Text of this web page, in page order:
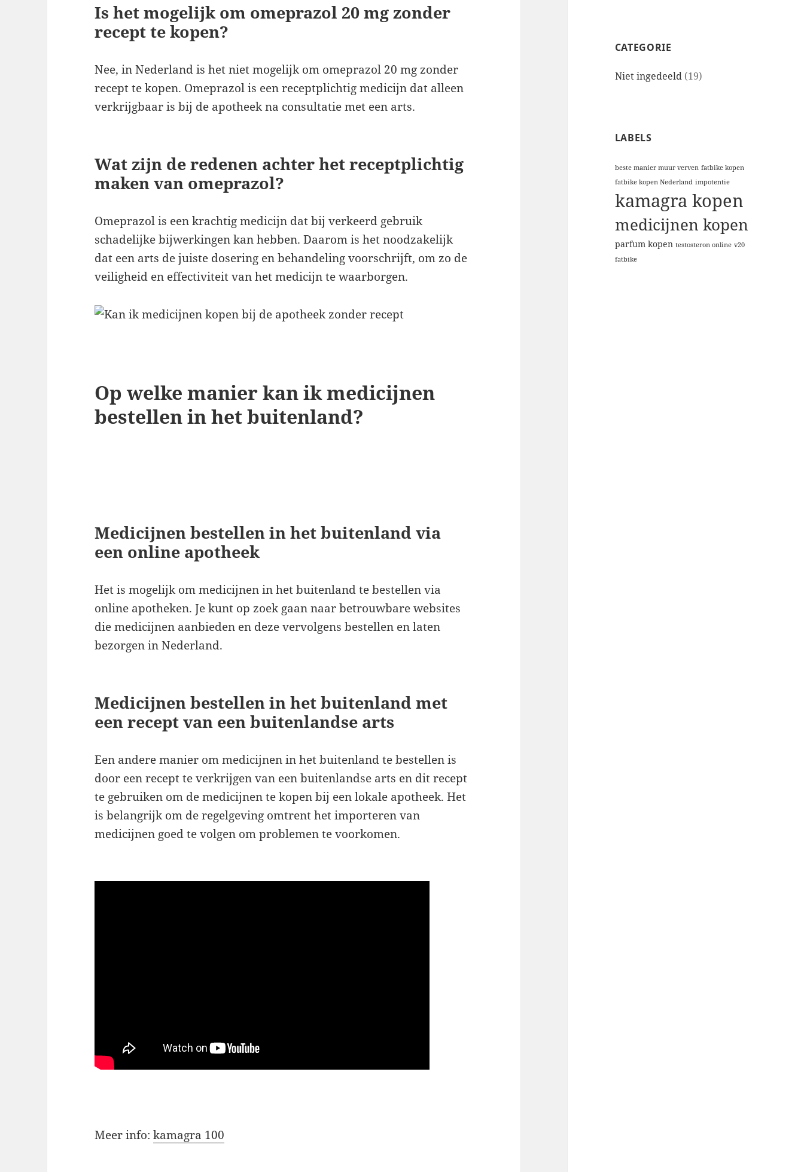
CATEGORIE
Niet ingedeeld (19)
LABELS
beste manier muur verven fatbike kopen
fatbike kopen Nederland impotentie
kamagra kopen
medicijnen kopen
parfum kopen testosteron online v20
fatbike
Is het mogelijk om omeprazol 20 mg zonder
recept te kopen?
Nee, in Nederland is het niet mogelijk om omeprazol 20 mg zonder
recept te kopen. Omeprazol is een receptplichtig medicijn dat alleen
verkrijgbaar is bij de apotheek na consultatie met een arts.
Wat zijn de redenen achter het receptplichtig
maken van omeprazol?
Omeprazol is een krachtig medicijn dat bij verkeerd gebruik
schadelijke bijwerkingen kan hebben. Daarom is het noodzakelijk
dat een arts de juiste dosering en behandeling voorschrijft, om zo de
veiligheid en effectiviteit van het medicijn te waarborgen.
Op welke manier kan ik medicijnen
bestellen in het buitenland?
Medicijnen bestellen in het buitenland via
een online apotheek
Het is mogelijk om medicijnen in het buitenland te bestellen via
online apotheken. Je kunt op zoek gaan naar betrouwbare websites
die medicijnen aanbieden en deze vervolgens bestellen en laten
bezorgen in Nederland.
Medicijnen bestellen in het buitenland met
een recept van een buitenlandse arts
Een andere manier om medicijnen in het buitenland te bestellen is
door een recept te verkrijgen van een buitenlandse arts en dit recept
te gebruiken om de medicijnen te kopen bij een lokale apotheek. Het
is belangrijk om de regelgeving omtrent het importeren van
medicijnen goed te volgen om problemen te voorkomen.
Meer info:kamagra 100